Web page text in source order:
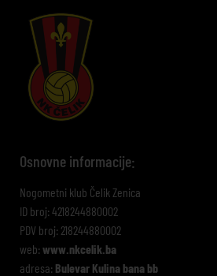
Osnovne informacije:
Nogometni klub Čelik Zenica
ID broj: 4218244880002
PDV broj: 218244880002
web: www.nkcelik.ba
adresa: Bulevar Kulina bana bb